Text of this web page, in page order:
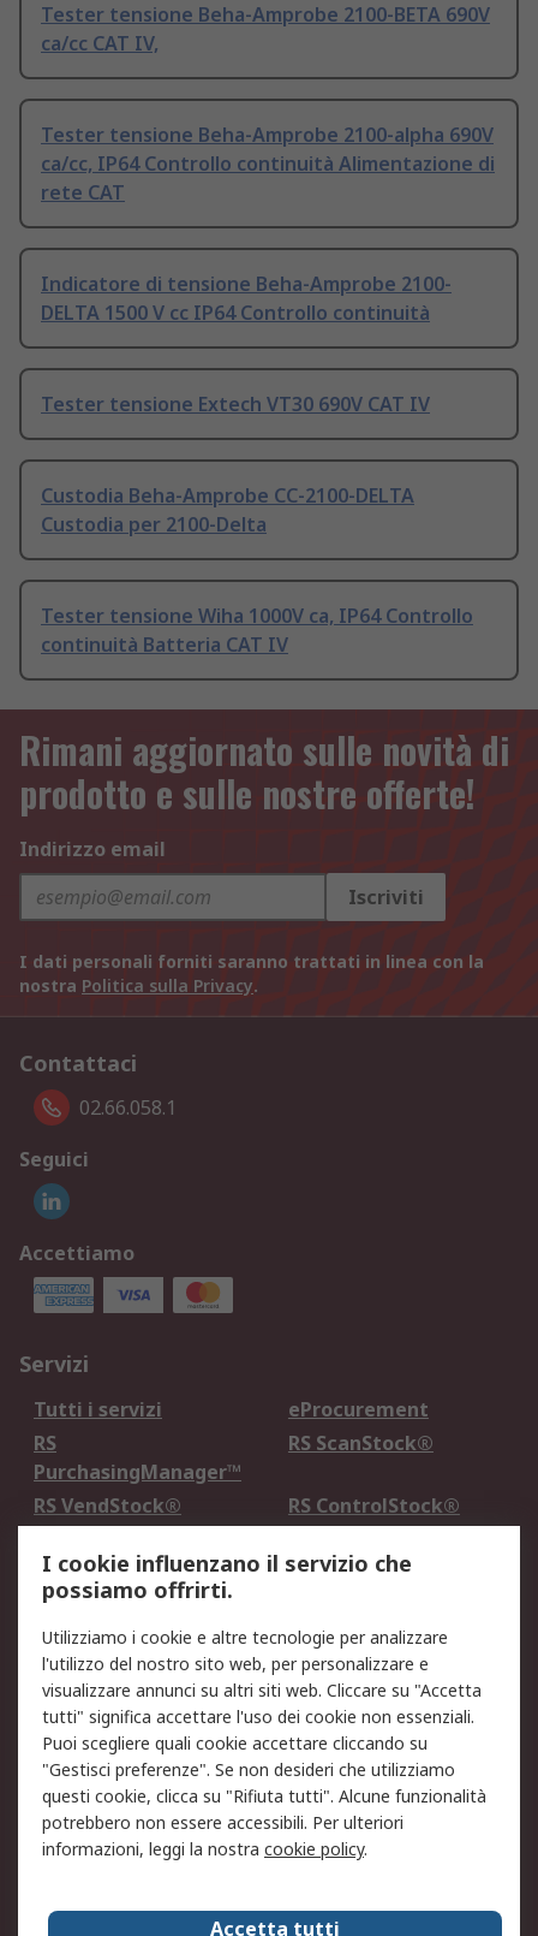
Tester tensione Beha-Amprobe 2100-BETA 690V
ca/cc CAT IV,
Tester tensione Beha-Amprobe 2100-alpha 690V
ca/cc, IP64 Controllo continuità Alimentazione di
rete CAT
Indicatore di tensione Beha-Amprobe 2100-
DELTA 1500 V cc IP64 Controllo continuità
Tester tensione Extech VT30 690V CAT IV
Custodia Beha-Amprobe CC-2100-DELTA
Custodia per 2100-Delta
Tester tensione Wiha 1000V ca, IP64 Controllo
continuità Batteria CAT IV
Rimani aggiornato sulle novità di
prodotto e sulle nostre offerte!
Indirizzo email
Iscriviti
I dati personali forniti saranno trattati in linea con la
nostra Politica sulla Privacy.
Contattaci
02.66.058.1
Seguici
Accettiamo
Servizi
Tutti i servizi
eProcurement
RS
PurchasingManager™
RS ScanStock®
RS VendStock®
RS ControlStock®
Legale
Informativa Cookie
Informativa Privacy -
Aggiornata
Email Security
Termini d'uso
Condizioni di vendita
Condizioni generali di
servizio
Etica e responsabilità
Chi Siamo
Chi Siamo
Contattaci
I cookie influenzano il servizio che
possiamo offrirti.
Utilizziamo i cookie e altre tecnologie per analizzare
l'utilizzo del nostro sito web, per personalizzare e
visualizzare annunci su altri siti web. Cliccare su "Accetta
tutti" significa accettare l'uso dei cookie non essenziali.
Puoi scegliere quali cookie accettare cliccando su
"Gestisci preferenze". Se non desideri che utilizziamo
questi cookie, clicca su "Rifiuta tutti". Alcune funzionalità
potrebbero non essere accessibili. Per ulteriori
informazioni, leggi la nostra cookie policy.
Accetta tutti